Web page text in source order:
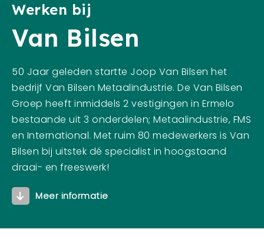
Veelgestelde vragenContact
CONTACT
0341 - 45 33 09
info@bergwerk.nu
Werken bij
Van Bilsen
50 Jaar geleden startte Joop Van Bilsen het
bedrijf Van Bilsen Metaalindustrie. De Van Bilsen
Groep heeft inmiddels 2 vestigingen in Ermelo
bestaande uit 3 onderdelen; Metaalindustrie, FMS
en International. Met ruim 80 medewerkers is Van
Bilsen bij uitstek dé specialist in hoogstaand
draai- en freeswerk!
Meer informatie